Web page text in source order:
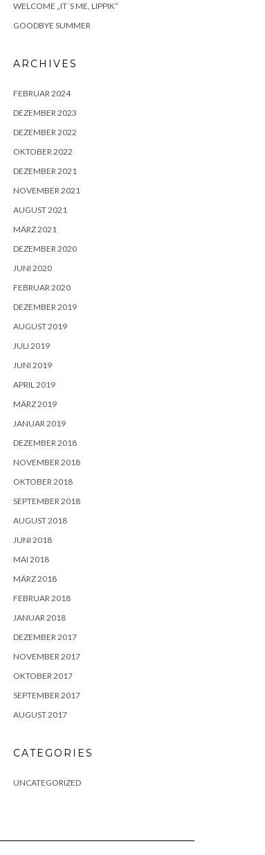
WELCOME „IT´S ME, LIPPIK“
GOODBYE SUMMER
ARCHIVES
FEBRUAR 2024
DEZEMBER 2023
DEZEMBER 2022
OKTOBER 2022
DEZEMBER 2021
NOVEMBER 2021
AUGUST 2021
MÄRZ 2021
DEZEMBER 2020
JUNI 2020
FEBRUAR 2020
DEZEMBER 2019
AUGUST 2019
JULI 2019
JUNI 2019
APRIL 2019
MÄRZ 2019
JANUAR 2019
DEZEMBER 2018
NOVEMBER 2018
OKTOBER 2018
SEPTEMBER 2018
AUGUST 2018
JUNI 2018
MAI 2018
MÄRZ 2018
FEBRUAR 2018
JANUAR 2018
DEZEMBER 2017
NOVEMBER 2017
OKTOBER 2017
SEPTEMBER 2017
AUGUST 2017
CATEGORIES
UNCATEGORIZED